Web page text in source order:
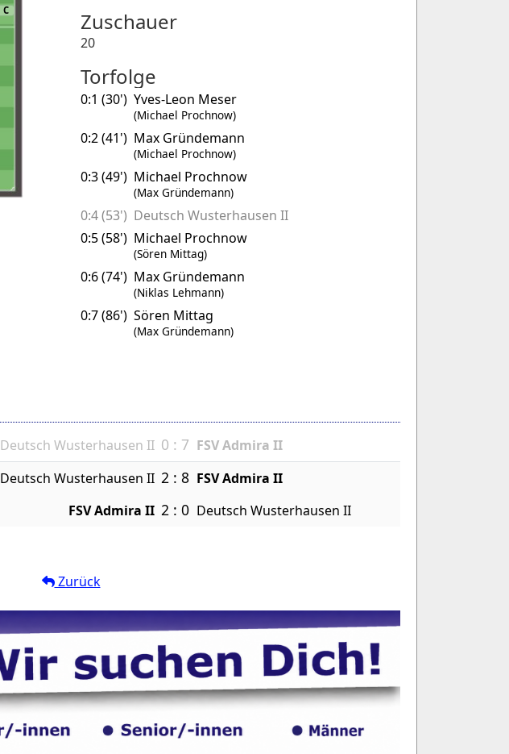
C Zuschauer
20
Torfolge
0:1 (30') Yves-Leon Meser
(Michael Prochnow)
0:2 (41') Max Gründemann
(Michael Prochnow)
0:3 (49') Michael Prochnow
(Max Gründemann)
0:4 (53') Deutsch Wusterhausen II
0:5 (58') Michael Prochnow
(Sören Mittag)
0:6 (74') Max Gründemann
(Niklas Lehmann)
0:7 (86') Sören Mittag
(Max Gründemann)
Deutsch Wusterhausen II 0 : 7 FSV Admira II
Deutsch Wusterhausen II 2 : 8 FSV Admira II
FSV Admira II 2 : 0 Deutsch Wusterhausen II
Zurück